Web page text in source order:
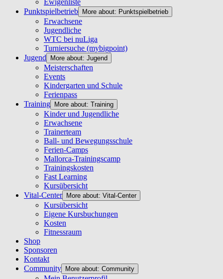
Ewigenliste
Punktspielbetrieb
More about: Punktspielbetrieb
Erwachsene
Jugendliche
WTC bei nuLiga
Turniersuche (mybigpoint)
Jugend
More about: Jugend
Meisterschaften
Events
Kindergarten und Schule
Ferienpass
Training
More about: Training
Kinder und Jugendliche
Erwachsene
Trainerteam
Ball- und Bewegungsschule
Ferien-Camps
Mallorca-Trainingscamp
Trainingskosten
Fast Learning
Kursübersicht
Vital-Center
More about: Vital-Center
Kursübersicht
Eigene Kursbuchungen
Kosten
Fitnessraum
Shop
Sponsoren
Kontakt
Community
More about: Community